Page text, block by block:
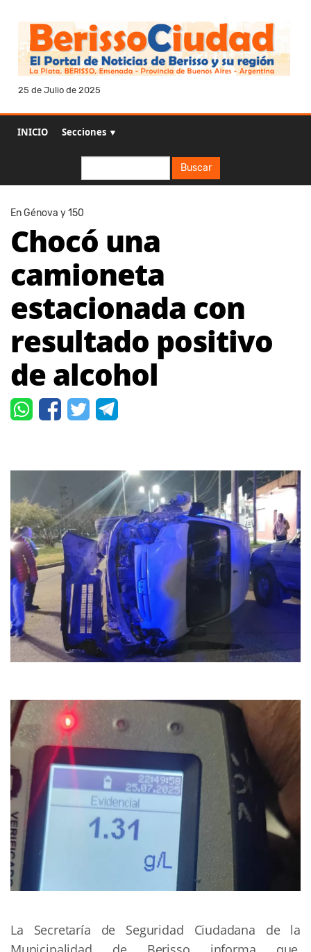
25 de Julio de 2025
INICIO Secciones ▼
Buscar
En Génova y 150
Chocó una
camioneta
estacionada con
resultado positivo
de alcohol
La Secretaría de Seguridad Ciudadana de la